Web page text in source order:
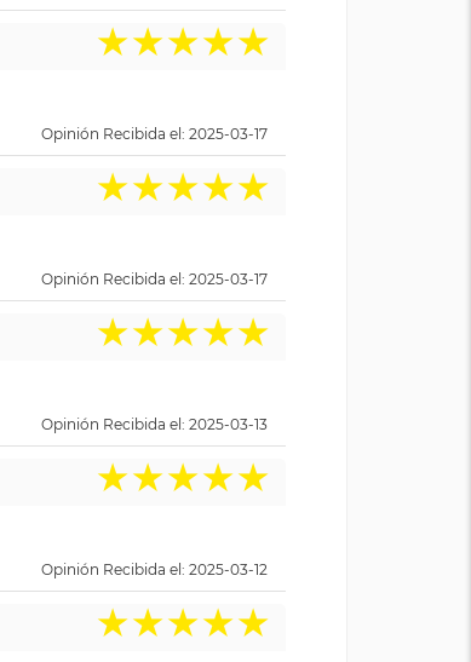
★★★★★
Opinión Recibida el: 2025-03-17
★★★★★
Opinión Recibida el: 2025-03-17
★★★★★
Opinión Recibida el: 2025-03-13
★★★★★
Opinión Recibida el: 2025-03-12
★★★★★